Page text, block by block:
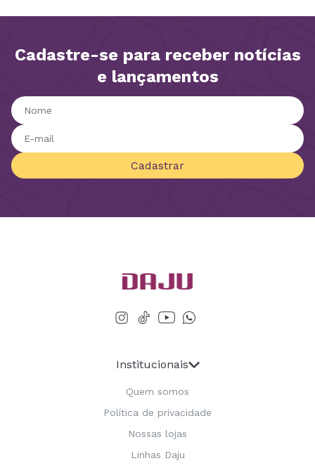
Cadastre-se para receber notícias
e lançamentos
Cadastrar
Institucionais
Quem somos
Política de privacidade
Nossas lojas
Linhas Daju